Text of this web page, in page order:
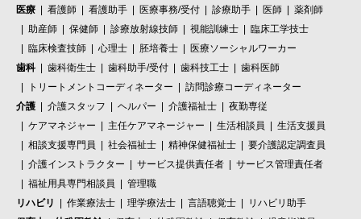
医療 看護師 看護助手 医療事務/受付 診療助手 医師
薬剤師
助産師
保健師 診療放射線技師 視能訓練士
臨床工学技士
臨床検査技師
心理士 胚培養士
医療ソーシャルワーカー
歯科
歯科衛生士 歯科助手/受付 歯科技工士
歯科医師
トリートメントコーディネーター
訪問診療コーディネーター
介護
介護スタッフ ヘルパー 介護福祉士
夜勤専従
ケアマネジャー
主任ケアマネージャー 生活相談員
生活支援員
相談支援専門員
社会福祉士 精神保健福祉士
要介護認定調査員
介護インストラクター
サービス提供責任者
サービス管理責任者
福祉用具専門相談員
管理職
リハビリ
作業療法士 理学療法士 言語聴覚士
リハビリ助手